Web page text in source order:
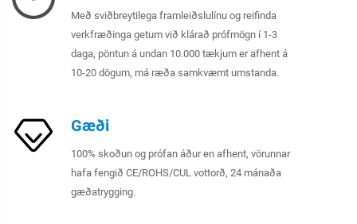
Með sviðbreytilega framleiðslulínu og reifinda
verkfræðinga getum við klárað prófmögn í 1-3
daga, pöntun á undan 10.000 tækjum er afhent á
10-20 dögum, má ræða samkvæmt umstanda.
Gæði
100% skoðun og prófan áður en afhent, vörunnar
hafa fengið CE/ROHS/CUL vottorð, 24 mánaða
gæðatrygging.